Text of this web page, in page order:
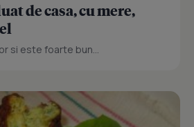
de casa, cu mere,
si este foarte bun...